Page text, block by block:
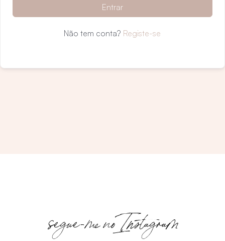
Entrar
Não tem conta? Registe-se
segue-me no Instagram